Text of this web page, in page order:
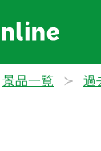
景品一覧 過